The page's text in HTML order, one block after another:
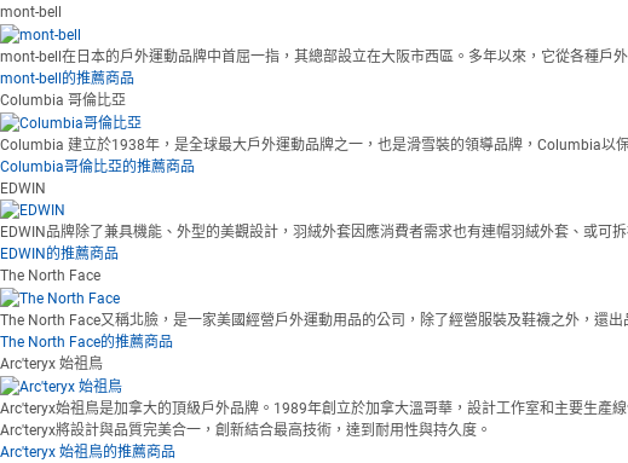
mont-bell
mont-bell在日本的戶外運動品牌中首屈一指，其總部設立在大阪市西區。多年以來，它從各種戶
mont-bell的推薦商品
Columbia 哥倫比亞
Columbia 建立於1938年，是全球最大戶外運動品牌之一，也是滑雪裝的領導品牌，Columbia以
Columbia哥倫比亞的推薦商品
EDWIN
EDWIN品牌除了兼具機能、外型的美觀設計，羽絨外套因應消費者需求也有連帽羽絨外套、或
EDWIN的推薦商品
The North Face
The North Face又稱北臉，是一家美國經營戶外運動用品的公司，除了經營服裝及鞋襪之外，還
The North Face的推薦商品
Arc'teryx 始祖鳥
Arc'teryx始祖鳥是加拿大的頂級戶外品牌。1989年創立於加拿大溫哥華，設計工作室和主要生產
Arc'teryx將設計與品質完美合一，創新結合最高技術，達到耐用性與持久度。
Arc'teryx 始祖鳥的推薦商品